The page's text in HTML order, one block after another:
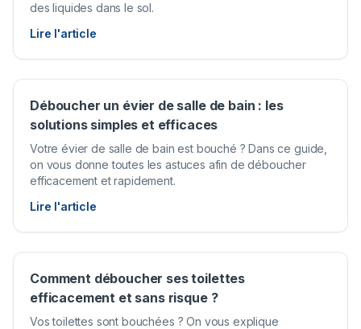
des liquides dans le sol.
Lire l'article
Déboucher un évier de salle de bain : les
solutions simples et efficaces
Votre évier de salle de bain est bouché ? Dans ce guide,
on vous donne toutes les astuces afin de déboucher
efficacement et rapidement.
Lire l'article
Comment déboucher ses toilettes
efficacement et sans risque ?
Vos toilettes sont bouchées ? On vous explique